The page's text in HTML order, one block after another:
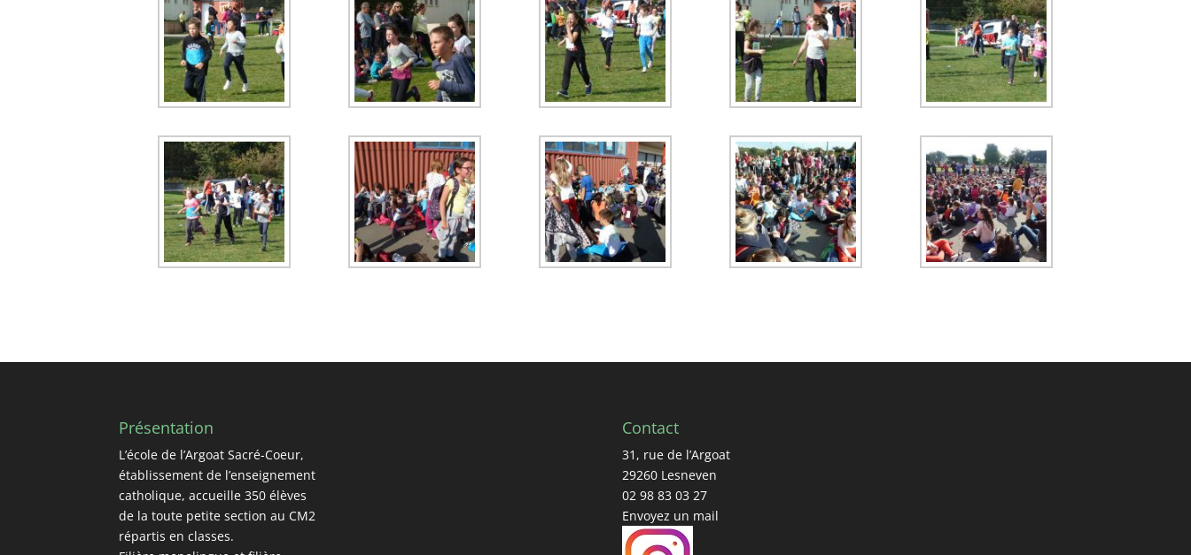
Présentation
L’école de l’Argoat Sacré-Coeur,
établissement de l’enseignement
catholique, accueille 350 élèves
de la toute petite section au CM2
répartis en classes.
Contact
31, rue de l’Argoat
29260 Lesneven
02 98 83 03 27
Envoyez un mail